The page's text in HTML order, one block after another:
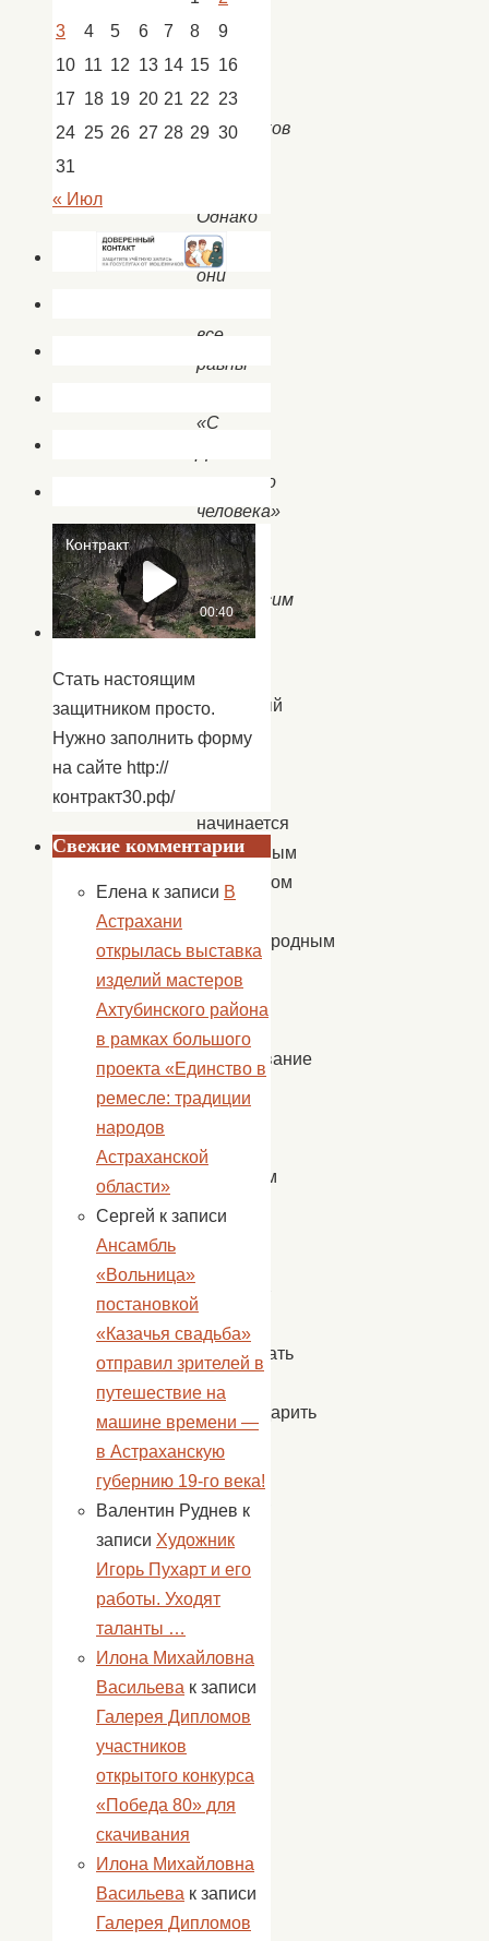
Так
много
разных
праздников
Однако
же,
они
все
равны
«С
пожилого
человека»
Так
нежно
произносим
нынче
Красивый
осенний
начинается
прекрасным
праздником
Международным
пожилых
празднование
важным
событием
помогает
нам
поддержать
поблагодарить
дороги
что
3
4 5 6 7 8
9
10 11 12 13 14 15 16
17 18 19 20 21 22 23
24 25 26 27 28 29 30
31
« Июл
Стать настоящим
защитником просто.
Нужно заполнить форму
на сайте http://
контракт30.рф/
Свежие комментарии
Елена к записи В
Астрахани
открылась выставка
изделий мастеров
Ахтубинского района
в рамках большого
проекта «Единство в
ремесле: традиции
народов
Астраханской
области»
Сергей к записи
Ансамбль
«Вольница»
постановкой
«Казачья свадьба»
отправил зрителей в
путешествие на
машине времени —
в Астраханскую
губернию 19-го века!
Валентин Руднев к
записи Художник
Игорь Пухарт и его
работы. Уходят
таланты …
Илона Михайловна
Васильева к записи
Галерея Дипломов
участников
открытого конкурса
«Победа 80» для
скачивания
Илона Михайловна
Васильева к записи
Галерея Дипломов